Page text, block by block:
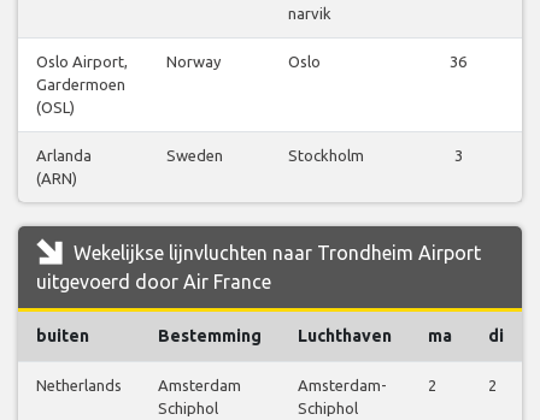
narvik
Oslo Airport,
Gardermoen
(OSL)
Norway Oslo 36
Arlanda
(ARN)
Sweden Stockholm 3
Wekelijkse lijnvluchten naar Trondheim Airport
uitgevoerd door Air France
buiten Bestemming Luchthaven ma di
Netherlands
Amsterdam
Schiphol
Amsterdam-
Schiphol
2 2